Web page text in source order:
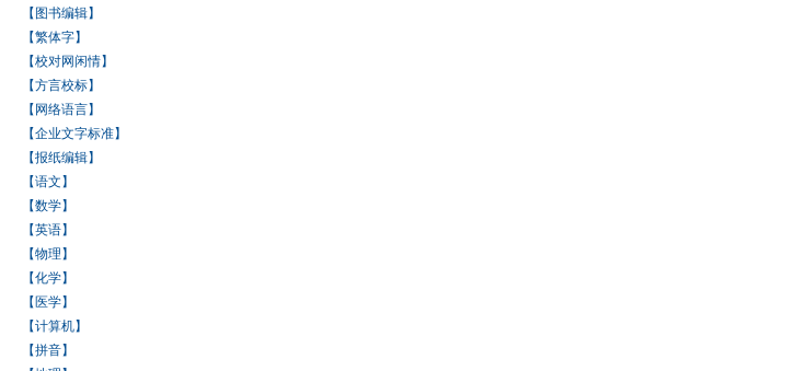
【图书编辑】
【繁体字】
【校对网闲情】
【方言校标】
【网络语言】
【企业文字标准】
【报纸编辑】
【语文】
【数学】
【英语】
【物理】
【化学】
【医学】
【计算机】
【拼音】